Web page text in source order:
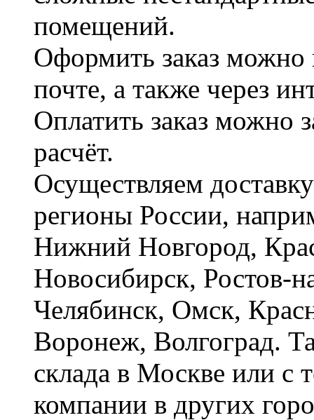
помещений.
Оформить заказ можно
почте, а также через
Оплатить заказ можно
расчёт.
Осуществляем
регионы России,
Нижний Новгород,
Новосибирск, Ростов-
Челябинск, Омск,
Воронеж, Волгоград.
склада в Москве или с
компании в других